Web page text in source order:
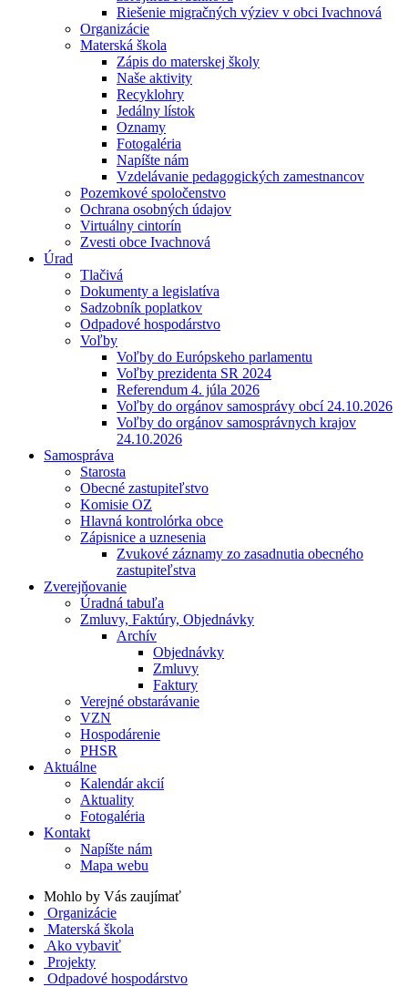
Riešenie migračných výziev v obci Ivachnová
Organizácie
Materská škola
Zápis do materskej školy
Naše aktivity
Recyklohry
Jedálny lístok
Oznamy
Fotogaléria
Napíšte nám
Vzdelávanie pedagogických zamestnancov
Pozemkové spoločenstvo
Ochrana osobných údajov
Virtuálny cintorín
Zvesti obce Ivachnová
Úrad
Tlačivá
Dokumenty a legislatíva
Sadzobník poplatkov
Odpadové hospodárstvo
Voľby
Voľby do Európskeho parlamentu
Voľby prezidenta SR 2024
Referendum 4. júla 2026
Voľby do orgánov samosprávy obcí 24.10.2026
Voľby do orgánov samosprávnych krajov
24.10.2026
Samospráva
Starosta
Obecné zastupiteľstvo
Komisie OZ
Hlavná kontrolórka obce
Zápisnice a uznesenia
Zvukové záznamy zo zasadnutia obecného
zastupiteľstva
Zverejňovanie
Úradná tabuľa
Zmluvy, Faktúry, Objednávky
Archív
Objednávky
Zmluvy
Faktury
Verejné obstarávanie
VZN
Hospodárenie
PHSR
Aktuálne
Kalendár akcií
Aktuality
Fotogaléria
Kontakt
Napíšte nám
Mapa webu
Mohlo by Vás zaujímať
Organizácie
Materská škola
Ako vybaviť
Projekty
Odpadové hospodárstvo